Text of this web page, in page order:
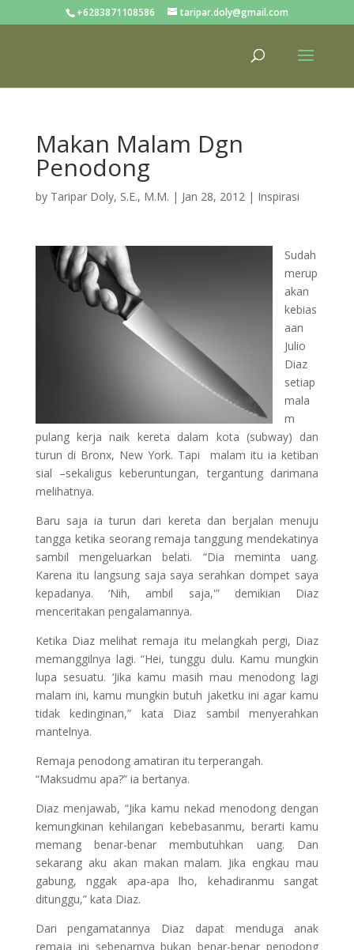
+6283871108586 taripar.doly@gmail.com
Makan Malam Dgn
Penodong
by Taripar Doly, S.E., M.M. | Jan 28, 2012| Inspirasi
Sudah
merup
akan
kebias
aan
Julio
Diaz
setiap
mala
m
pulang kerja naik kereta dalam kota (subway) dan
turun di Bronx, New York. Tapi malam itu ia ketiban
sial –sekaligus keberuntungan, tergantung darimana
melihatnya.
Baru saja ia turun dari kereta dan berjalan menuju
tangga ketika seorang remaja tanggung mendekatinya
sambil mengeluarkan belati. “Dia meminta uang.
Karena itu langsung saja saya serahkan dompet saya
kepadanya. ‘Nih, ambil saja,'” demikian Diaz
menceritakan pengalamannya.
Ketika Diaz melihat remaja itu melangkah pergi, Diaz
memanggilnya lagi. “Hei, tunggu dulu. Kamu mungkin
lupa sesuatu. ‘Jika kamu masih mau menodong lagi
malam ini, kamu mungkin butuh jaketku ini agar kamu
tidak kedinginan,” kata Diaz sambil menyerahkan
mantelnya.
Remaja penodong amatiran itu terperangah.
“Maksudmu apa?” ia bertanya.
Diaz menjawab, “Jika kamu nekad menodong dengan
kemungkinan kehilangan kebebasanmu, berarti kamu
memang benar-benar membutuhkan uang. Dan
sekarang aku akan makan malam. Jika engkau mau
gabung, nggak apa-apa lho, kehadiranmu sangat
ditunggu,” kata Diaz.
Dari pengamatannya Diaz dapat menduga anak
remaja ini sebenarnya bukan benar-benar penodong